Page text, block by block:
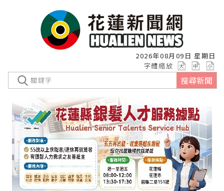
2026年08月09日 星期日
字體縮放
搜尋新聞